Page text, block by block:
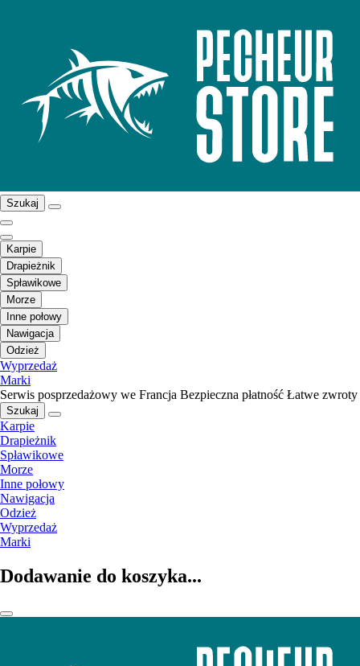
Szukaj
Karpie
Drapieżnik
Spławikowe
Morze
Inne połowy
Nawigacja
Odzież
Wyprzedaż
Marki
Serwis posprzedażowy we Francja Bezpieczna płatność Łatwe zwroty
Szukaj
Karpie
Drapieżnik
Spławikowe
Morze
Inne połowy
Nawigacja
Odzież
Wyprzedaż
Marki
Dodawanie do koszyka...